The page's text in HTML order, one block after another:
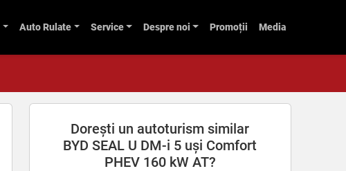
Auto Rulate Service Despre noi Promoții Media
Dorești un autoturism similar
BYD SEAL U DM-i 5 uși Comfort
PHEV 160 kW AT?